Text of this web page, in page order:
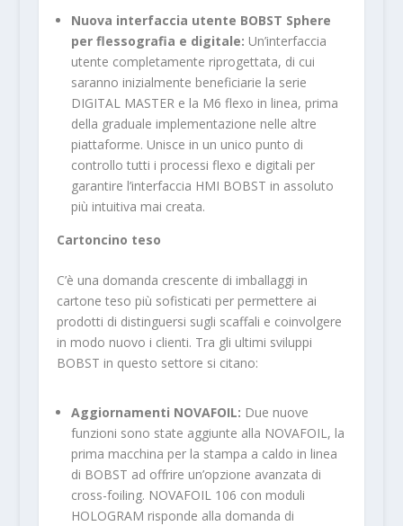
Nuova interfaccia utente BOBST Sphere
per flessografia e digitale: Un’interfaccia
utente completamente riprogettata, di cui
saranno inizialmente beneficiarie la serie
DIGITAL MASTER e la M6 flexo in linea, prima
della graduale implementazione nelle altre
piattaforme. Unisce in un unico punto di
controllo tutti i processi flexo e digitali per
garantire l’interfaccia HMI BOBST in assoluto
più intuitiva mai creata.
Cartoncino teso
C’è una domanda crescente di imballaggi in
cartone teso più sofisticati per permettere ai
prodotti di distinguersi sugli scaffali e coinvolgere
in modo nuovo i clienti. Tra gli ultimi sviluppi
BOBST in questo settore si citano:
Aggiornamenti NOVAFOIL: Due nuove
funzioni sono state aggiunte alla NOVAFOIL, la
prima macchina per la stampa a caldo in linea
di BOBST ad offrire un’opzione avanzata di
cross-foiling. NOVAFOIL 106 con moduli
HOLOGRAM risponde alla domanda di